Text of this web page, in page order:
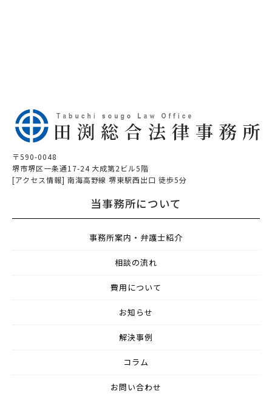
〒590-0048
堺市堺区一条通17-24 大成第2ビル5階
[アクセス情報] 南海高野線 堺東駅西出口 徒歩5分
当事務所について
事務所案内・弁護士紹介
相談の流れ
費用について
お知らせ
解決事例
コラム
お問い合わせ